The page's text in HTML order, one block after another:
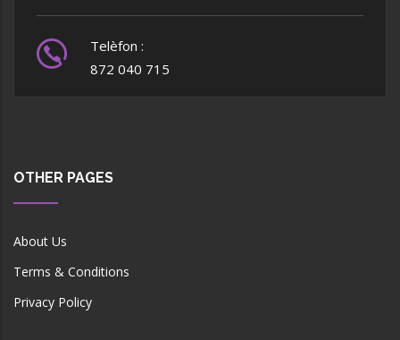
Telèfon :
872 040 715
OTHER PAGES
About Us
Terms & Conditions
Privacy Policy